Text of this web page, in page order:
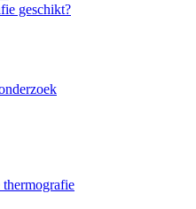
geschikt?
thermografie